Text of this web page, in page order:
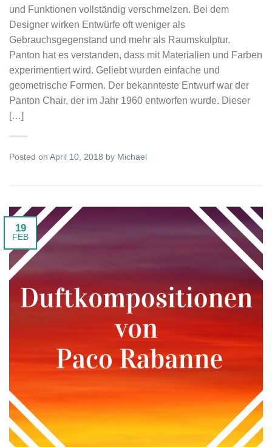
und Funktionen vollständig verschmelzen. Bei dem
Designer wirken Entwürfe oft weniger als
Gebrauchsgegenstand und mehr als Raumskulptur.
Panton hat es verstanden, dass mit Materialien und Farben
experimentiert wird. Geliebt wurden einfache und
geometrische Formen. Der bekannteste Entwurf war der
Panton Chair, der im Jahr 1960 entworfen wurde. Dieser
[…]
Posted on April 10, 2018 by Michael
19
FEB